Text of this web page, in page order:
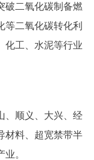
破二氧化碳制备燃
等二氧化碳转化利
化工、水泥等行业
顺义、大兴、经
材料、超宽禁带半
。